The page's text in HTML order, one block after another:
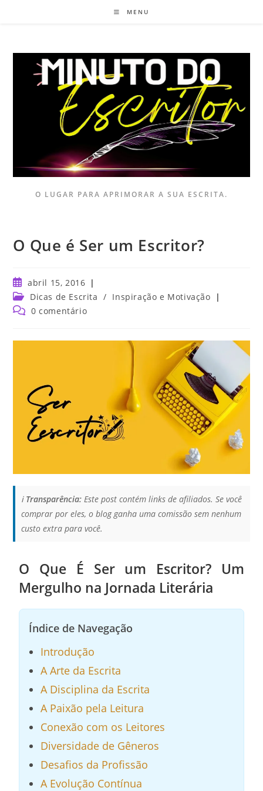
MENU
O LUGAR PARA APRIMORAR A SUA ESCRITA.
O Que é Ser um Escritor?
abril 15, 2016
Dicas de Escrita / Inspiração e Motivação
0 comentário
ℹ️ Transparência: Este post contém links de afiliados. Se você
comprar por eles, o blog ganha uma comissão sem nenhum
custo extra para você.
O Que É Ser um Escritor? Um
Mergulho na Jornada Literária
Índice de Navegação
Introdução
A Arte da Escrita
A Disciplina da Escrita
A Paixão pela Leitura
Conexão com os Leitores
Diversidade de Gêneros
Desafios da Profissão
A Evolução Contínua